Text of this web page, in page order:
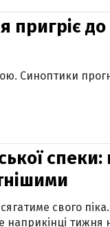
пригріє до
Синоптики
спеки:
свого
наприкінці тижня